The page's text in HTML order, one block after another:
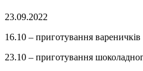
23.09.2022
16.10 – приготування
23.10 – приготування